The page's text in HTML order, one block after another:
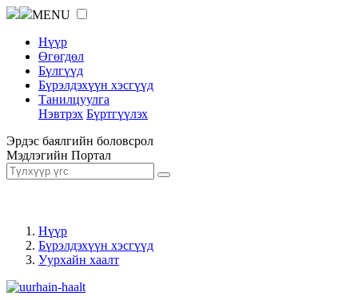
MENU
Нүүр
Өгөгдөл
Бүлгүүд
Бүрэлдэхүүн хэсгүүд
Танилцуулга
Нэвтрэх Бүртгүүлэх
Эрдэс баялгийн боловсрол
Мэдлэгийн Портал
Нүүр
Бүрэлдэхүүн хэсгүүд
Уурхайн хаалт